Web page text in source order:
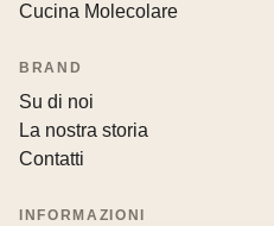
Cucina Molecolare
BRAND
Su di noi
La nostra storia
Contatti
INFORMAZIONI